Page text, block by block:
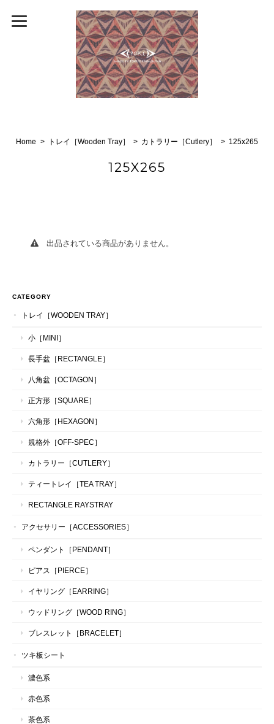
Home トレイ［Wooden Tray］ カトラリー［Cutlery］ 125x265
125X265
出品されている商品がありません。
CATEGORY
トレイ［WOODEN TRAY］
小［MINI］
長手盆［RECTANGLE］
八角盆［OCTAGON］
正方形［SQUARE］
六角形［HEXAGON］
規格外［OFF-SPEC］
カトラリー［CUTLERY］
ティートレイ［TEA TRAY］
RECTANGLE RAYSTRAY
アクセサリー［ACCESSORIES］
ペンダント［PENDANT］
ピアス［PIERCE］
イヤリング［EARRING］
ウッドリング［WOOD RING］
ブレスレット［BRACELET］
ツキ板シート
濃色系
赤色系
茶色系